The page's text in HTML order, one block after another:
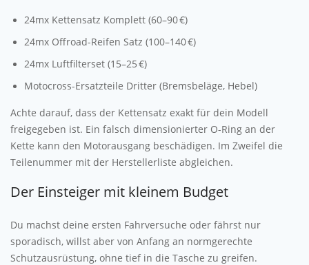
24mx Kettensatz Komplett (60–90 €)
24mx Offroad-Reifen Satz (100–140 €)
24mx Luftfilterset (15–25 €)
Motocross-Ersatzteile Dritter (Bremsbeläge, Hebel)
Achte darauf, dass der Kettensatz exakt für dein Modell
freigegeben ist. Ein falsch dimensionierter O-Ring an der
Kette kann den Motorausgang beschädigen. Im Zweifel die
Teilenummer mit der Herstellerliste abgleichen.
Der Einsteiger mit kleinem Budget
Du machst deine ersten Fahrversuche oder fährst nur
sporadisch, willst aber von Anfang an normgerechte
Schutzausrüstung, ohne tief in die Tasche zu greifen.